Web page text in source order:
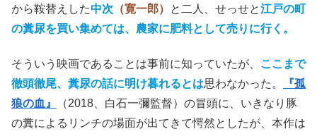
から鞍替えした中次 （寛一郎） と二人、せっせと江戸の町
の糞尿を買い集めては、農家に肥料として売りに行く。
そういう映画であることは事前に知っていたが、 ここまで
徹頭徹尾、糞尿の話に明け暮れるとは思わなかった。
『孤
狼の血』
（2018、白石一彌監督）の冒頭に、いきなり豚
の糞によるリンチの場面が出てきて愕然としたが、本作は